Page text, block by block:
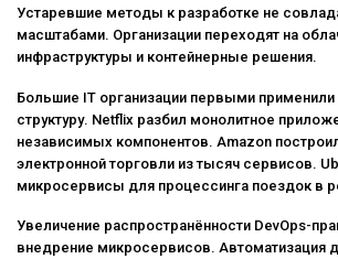
Устаревшие методы к разработке не
масштабами. Организации переходят на
инфраструктуры и контейнерные решения.
Большие IT организации первыми
структуру. Netflix разбил монолитное
независимых компонентов. Amazon
электронной торговли из тысяч сервисов.
микросервисы для процессинга поездок в
Увеличение распространённости DevOps-
внедрение микросервисов. Автоматизация